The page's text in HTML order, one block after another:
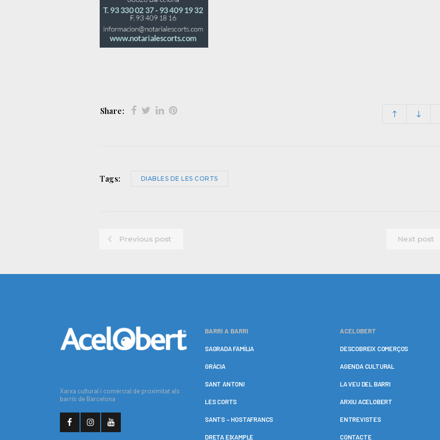
Share:
Tags: DIABLES DE LES CORTS
Previous post Next post
Xarxa cultural i comercial de proximitat als
barris de Barcelona
BARRI A BARRI
SAGRADA FAMÍLIA
GRÀCIA
SANT ANTONI
LES CORTS
SANTS – HOSTAFRANCS
DRETA EIXAMPLE
ACELOBERT
DESCOBREIX COMERÇOS
AGENDA CULTURAL
LA VEU DEL BARRI
ARXIU ACELOBERT
ENTREVISTES
CONTACTE